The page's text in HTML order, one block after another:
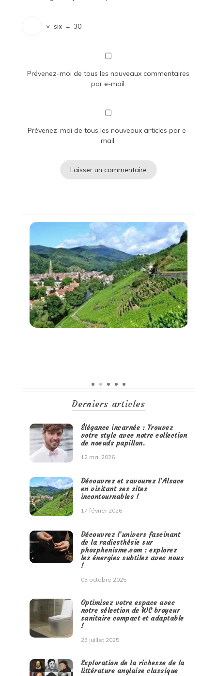
× six = 30
Prévenez-moi de tous les nouveaux commentaires
par e-mail.
Prévenez-moi de tous les nouveaux articles par e-
mail.
Derniers articles
Élégance incarnée : Trouvez
votre style avec notre collection
de noeuds papillon.
12 mai 2026
Découvrez et savourez l’Alsace
en visitant ses sites
incontournables !
17 février 2026
Découvrez l’univers fascinant
de la radiesthésie sur
phosphenisme.com : explorez
les énergies subtiles avec nous
!
03 octobre 2025
Optimisez votre espace avec
notre sélection de WC broyeur
sanitaire compact et adaptable
!
23 juillet 2025
Exploration de la richesse de la
littérature anglaise classique